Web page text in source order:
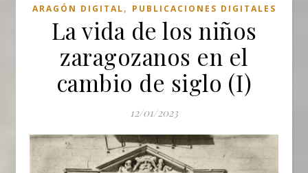
ARAGÓN DIGITAL, PUBLICACIONES DIGITALES
La vida de los niños
zaragozanos en el
cambio de siglo (I)
12/01/2023